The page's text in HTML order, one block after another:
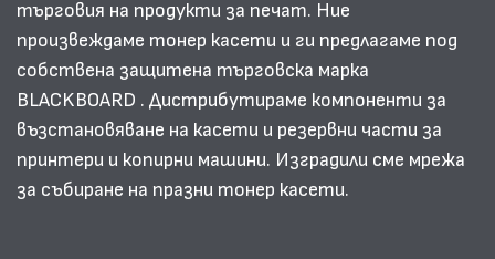
търговия на продукти за печат. Ние
произвеждаме тонер касети и ги предлагаме под
собствена защитена търговска марка
BLACKBOARD . Дистрибутираме компоненти за
възстановяване на касети и резервни части за
принтери и копирни машини. Изградили сме мрежа
за събиране на празни тонер касети.